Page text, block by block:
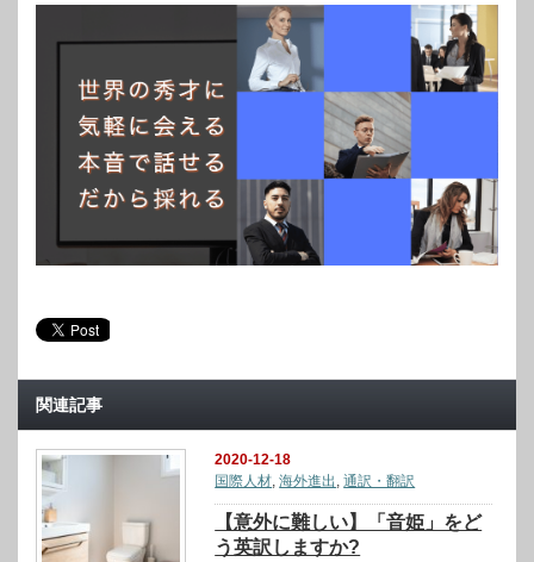
関連記事
2020-12-18
国際人材,海外進出 ,通訳・翻訳
【意外に難しい】「音姫」をど
う英訳しますか?